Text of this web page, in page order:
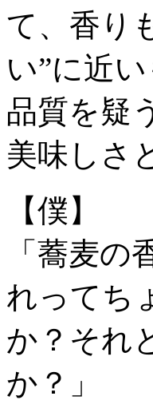
て、香り
い”に近
品質を疑
美味しさ
【僕】
「蕎麦
れってち
か？それ
か？」